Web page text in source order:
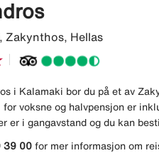
Zakynthos, Hellas
i Kalamaki bor du på et av
voksne og halvpensjon er
er i gangavstand og du kan
39 00for mer informasjon om